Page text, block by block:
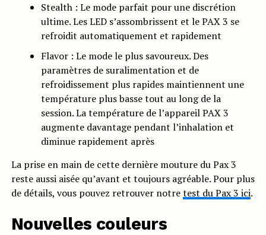
Stealth : Le mode parfait pour une discrétion
ultime. Les LED s’assombrissent et le PAX 3 se
refroidit automatiquement et rapidement
Flavor : Le mode le plus savoureux. Des
paramètres de suralimentation et de
refroidissement plus rapides maintiennent une
température plus basse tout au long de la
session. La température de l’appareil PAX 3
augmente davantage pendant l’inhalation et
diminue rapidement après
La prise en main de cette dernière mouture du Pax 3
reste aussi aisée qu’avant et toujours agréable. Pour plus
de détails, vous pouvez retrouver notretest du Pax 3 ici.
Nouvelles couleurs